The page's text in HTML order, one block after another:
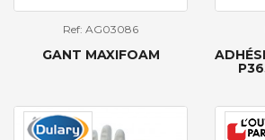
Ref: AG03086
GANT MAXIFOAM